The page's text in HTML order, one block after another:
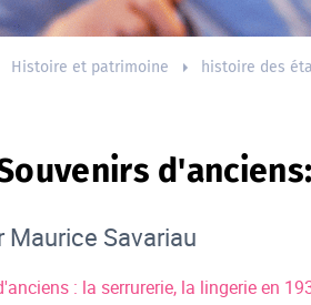
Histoire et patrimoine
histoire des
Savariau
: la serrurerie, la lingerie en